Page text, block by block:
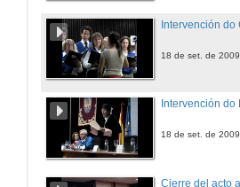
18 de set. de 2009
18 de set. de 2009